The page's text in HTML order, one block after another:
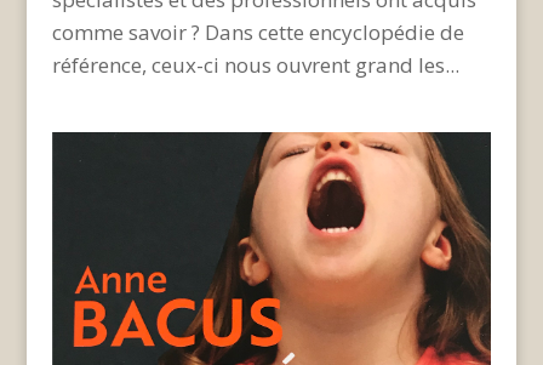
comme savoir ? Dans cette encyclopédie de
référence, ceux-ci nous ouvrent grand les...